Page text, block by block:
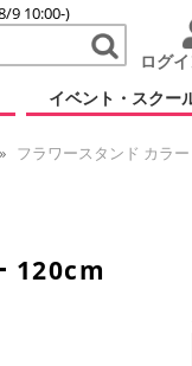
9 10:00-)
ログ
イベント・スクー
フラワースタンド カラ
120cm